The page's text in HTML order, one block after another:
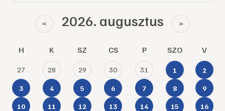
< 2026. augusztus >
H K SZ CS P SZO V
27 28 29 30 31 1 2
3 4 5 6 7 8 9
10 11 12 13 14 15 16